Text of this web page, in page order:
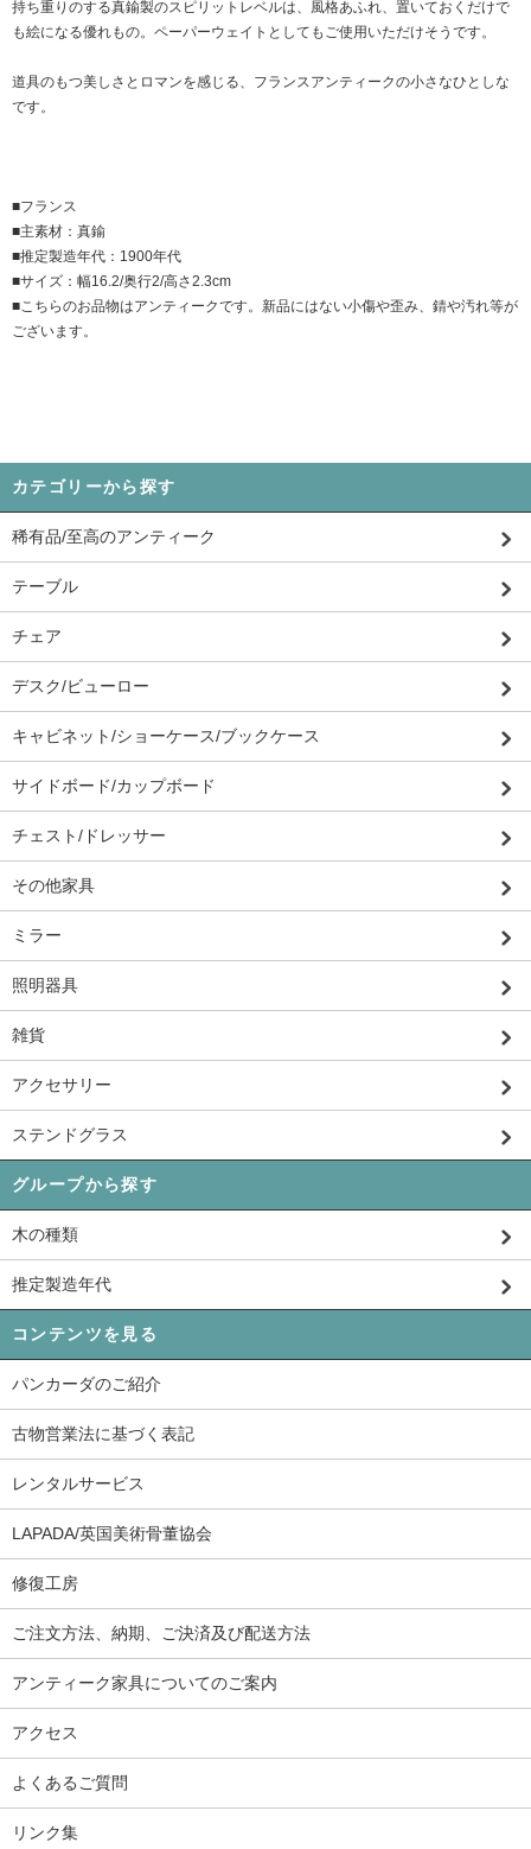
持ち重りのする真鍮製のスピリットレベルは、風格あふれ、置いておくだけで
も絵になる優れもの。ペーパーウェイトとしてもご使用いただけそうです。
道具のもつ美しさとロマンを感じる、フランスアンティークの小さなひとしな
です。
■フランス
■主素材：真鍮
■推定製造年代：1900年代
■サイズ：幅16.2/奥行2/高さ2.3cm
■こちらのお品物はアンティークです。新品にはない小傷や歪み、錆や汚れ等が
ございます。
カテゴリーから探す
稀有品/至高のアンティーク
テーブル
チェア
デスク/ビューロー
キャビネット/ショーケース/ブックケース
サイドボード/カップボード
チェスト/ドレッサー
その他家具
ミラー
照明器具
雑貨
アクセサリー
ステンドグラス
グループから探す
木の種類
推定製造年代
コンテンツを見る
パンカーダのご紹介
古物営業法に基づく表記
レンタルサービス
LAPADA/英国美術骨董協会
修復工房
ご注文方法、納期、ご決済及び配送方法
アンティーク家具についてのご案内
アクセス
よくあるご質問
リンク集